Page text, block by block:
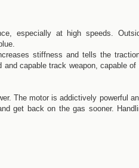
especially at high speeds.
stiffness and tells the
capable track weapon, capable of
The motor is addictively powerful
get back on the gas sooner.